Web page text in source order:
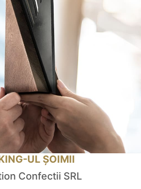
UL ȘOIMII
Confectii SRL